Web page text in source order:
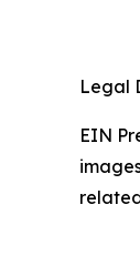
Legal
EIN